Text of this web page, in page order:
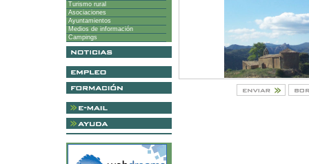
Turismo rural
Asociaciones
Ayuntamientos
Medios de información
Campings